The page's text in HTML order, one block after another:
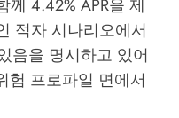
께 4.42% APR을 제
적자 시나리오에서
음을 명시하고 있어
험 프로파일 면에서